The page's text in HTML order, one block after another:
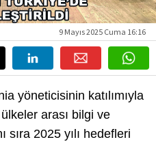
9 Mayıs 2025 Cuma 16:16
yöneticisinin katılımıyla
arası bilgi ve
sıra 2025 yılı hedefleri